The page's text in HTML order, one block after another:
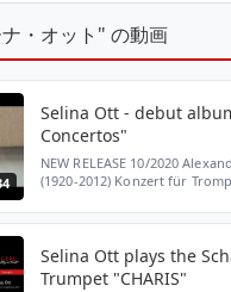
・オット" の動画
Selina Ott - debut
Concertos"
NEW RELEASE 10/2020
(1920-2012) Konzert für
Selina Ott plays the
Trumpet "CHARIS"